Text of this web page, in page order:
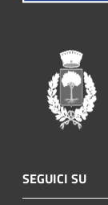
SEGUICI SU